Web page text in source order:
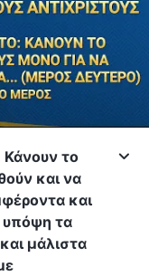
Κάνουν το
και να
και
υπόψη τα
μάλιστα